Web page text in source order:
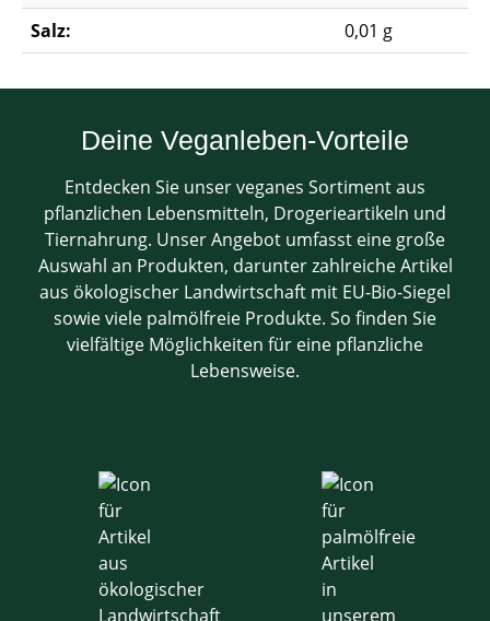
Salz:
0,01 g
Deine Veganleben-Vorteile
Entdecken Sie unser veganes Sortiment aus
pflanzlichen Lebensmitteln, Drogerieartikeln und
Tiernahrung. Unser Angebot umfasst eine große
Auswahl an Produkten, darunter zahlreiche Artikel
aus ökologischer Landwirtschaft mit EU-Bio-Siegel
sowie viele palmölfreie Produkte. So finden Sie
vielfältige Möglichkeiten für eine pflanzliche
Lebensweise.